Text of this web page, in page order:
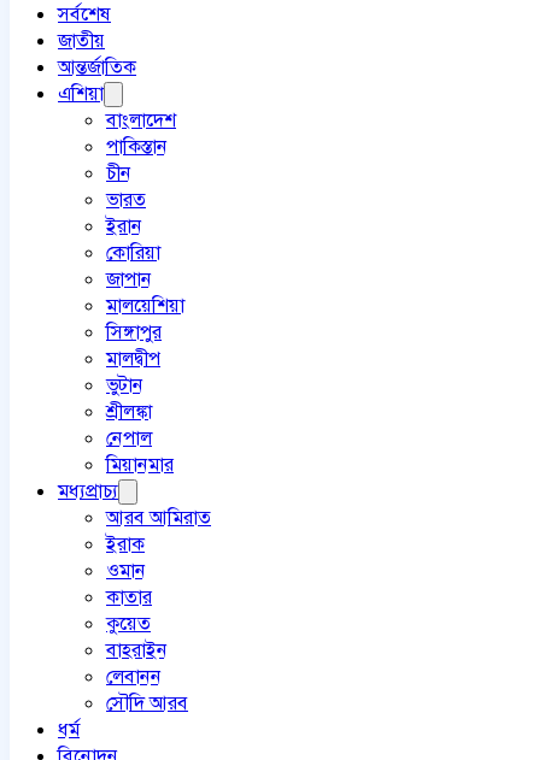
সর্বশেষ
জাতীয়
আন্তর্জাতিক
এশিয়া
বাংলাদেশ
পাকিস্তান
চীন
ভারত
ইরান
কোরিয়া
জাপান
মালয়েশিয়া
সিঙ্গাপুর
মালদ্বীপ
ভুটান
শ্রীলঙ্কা
নেপাল
মিয়ানমার
মধ্যপ্রাচ্য
আরব আমিরাত
ইরাক
ওমান
কাতার
কুয়েত
বাহরাইন
লেবানন
সৌদি আরব
ধর্ম